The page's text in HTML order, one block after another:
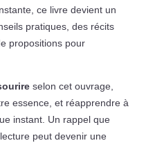
ce livre devient un
pratiques, des récits
propositions pour
selon cet ouvrage,
essence, et réapprendre à
instant. Un rappel que
peut devenir une